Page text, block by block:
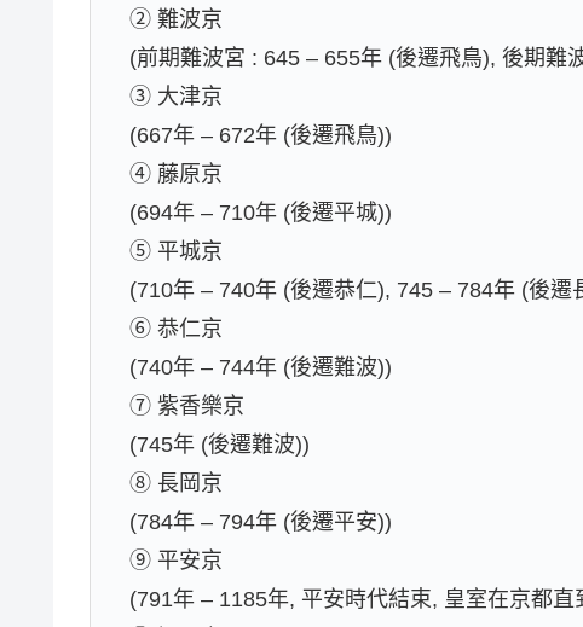
② 難波京
(前期難波宮 : 645 – 655年 (後遷飛鳥), 後期難
③ 大津京
(667年 – 672年 (後遷飛鳥))
④ 藤原京
(694年 – 710年 (後遷平城))
⑤ 平城京
(710年 – 740年 (後遷恭仁), 745 – 784年 (後遷
⑥ 恭仁京
(740年 – 744年 (後遷難波))
⑦ 紫香樂京
(745年 (後遷難波))
⑧ 長岡京
(784年 – 794年 (後遷平安))
⑨ 平安京
(791年 – 1185年, 平安時代結束, 皇室在京都直